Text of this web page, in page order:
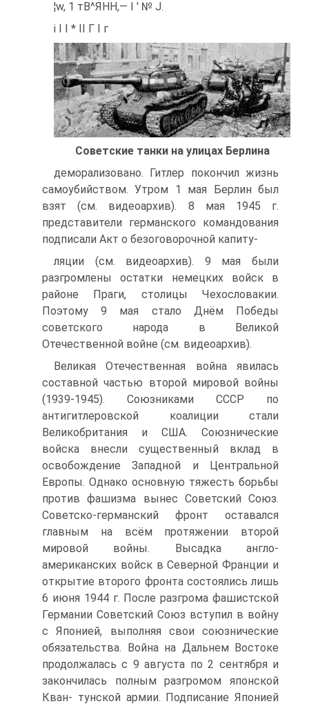
¦w, 1 тВ^ЯНН,— І ' № J.
і I I * II Г I г
Советские танки на улицах Берлина
деморализовано. Гитлер покончил жизнь
самоубийством. Утром 1 мая Берлин был
взят (см. видеоархив). 8 мая 1945 г.
представители германского командования
подписали Акт о безоговорочной капиту-
ляции (см. видеоархив). 9 мая были
разгромлены остатки немецких войск в
районе Праги, столицы Чехословакии.
Поэтому 9 мая стало Днём Победы
советского народа в Великой
Отечественной войне (см. видеоархив).
Великая Отечественная война явилась
составной частью второй мировой войны
(1939-1945). Союзниками СССР по
антигитлеровской коалиции стали
Великобритания и США. Союзнические
войска внесли существенный вклад в
освобождение Западной и Центральной
Европы. Однако основную тяжесть борьбы
против фашизма вынес Советский Союз.
Советско-германский фронт оставался
главным на всём протяжении второй
мировой войны. Высадка англо-
американских войск в Северной Франции и
открытие второго фронта состоялись лишь
6 июня 1944 г. После разгрома фашистской
Германии Советский Союз вступил в войну
с Японией, выполняя свои союзнические
обязательства. Война на Дальнем Востоке
продолжалась с 9 августа по 2 сентября и
закончилась полным разгромом японской
Кван- тунской армии. Подписание Японией